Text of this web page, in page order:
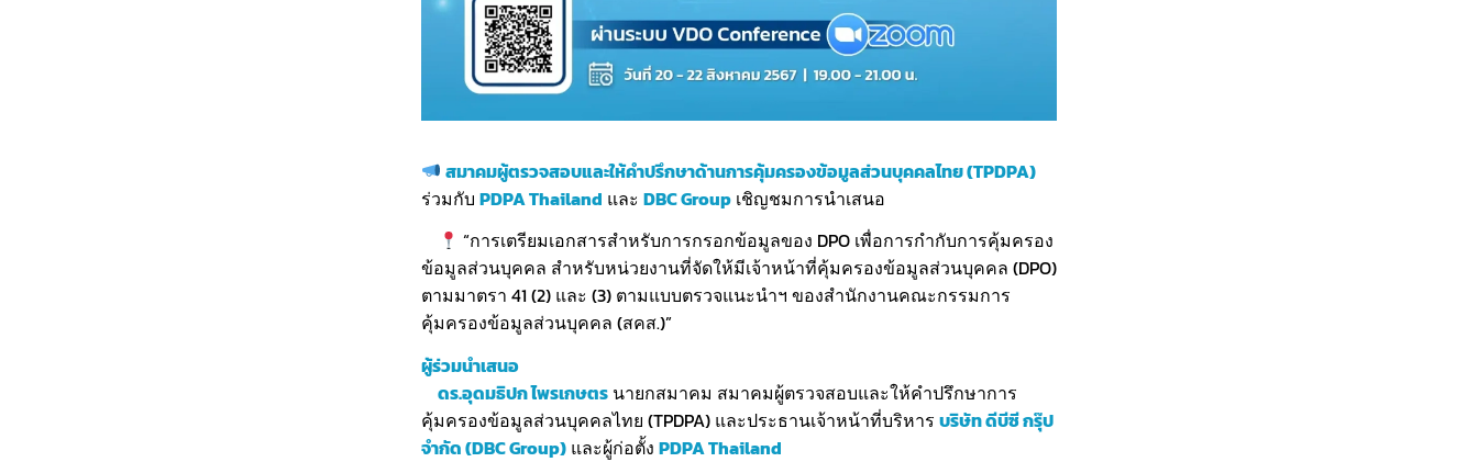
สมาคมผู้ตรวจสอบและให้คำปรึกษาด้านการคุ้มครองข้อมูลส่วนบุคคลไทย (TPDPA)
ร่วมกับ PDPA Thailand และ DBC Group เชิญชมการนำเสนอ
“การเตรียมเอกสารสำหรับการกรอกข้อมูลของ DPO เพื่อการกำกับการคุ้มครอง
ข้อมูลส่วนบุคคล สำหรับหน่วยงานที่จัดให้มีเจ้าหน้าที่คุ้มครองข้อมูลส่วนบุคคล (DPO)
ตามมาตรา 41 (2) และ (3) ตามแบบตรวจแนะนำฯ ของสำนักงานคณะกรรมการ
คุ้มครองข้อมูลส่วนบุคคล (สคส.)”
ผู้ร่วมนำเสนอ
ดร.อุดมธิปก ไพรเกษตร นายกสมาคม สมาคมผู้ตรวจสอบและให้คำปรึกษาการ
คุ้มครองข้อมูลส่วนบุคคลไทย (TPDPA) และประธานเจ้าหน้าที่บริหาร บริษัท ดีบีซี กรุ๊ป
จำกัด (DBC Group) และผู้ก่อตั้ง PDPA Thailand